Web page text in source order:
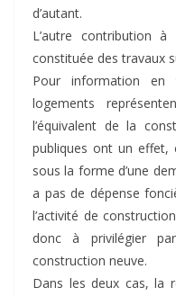
d’autant.
L’autre contribution
constituée des travaux
Pour information en
logements
l’équivalent de la
publiques ont un effet,
sous la forme d’une
a pas de dépense
l’activité de
donc à privilégier
construction neuve.
Dans les deux cas, la